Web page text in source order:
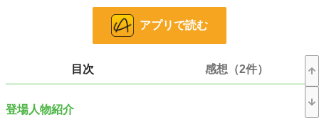
空には台風の……厚い雲が、かかってましたが……、朝日の昇っているあたり
の雲が途切れて……、山際から真っ赤な太陽が顔を出しとりました。
その太陽の光が、あたり一帯を赤く染めていたとです。
そして私自身でさえ……。
あまりの不気味さに、私は怖くなって、家に戻ると布団に飛び込み、頭からタ
あの時の、地獄の業火の中で悪魔が踊っているような、不気味な朝焼けの
色……この赤さは、その時の色に似とります……。
アプリで読む
目次 感想（2件）
登場人物紹介